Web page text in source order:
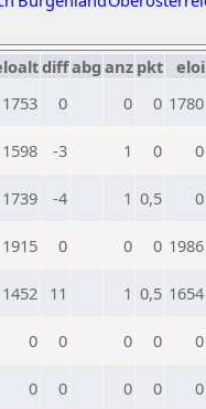
diffabg anz pkt eloi
1753 0 0 0 1780
1598 -3 1 0 0
1739 -4 1 0,5 0
1915 0 0 0 1986
1452 11 1 0,5 1654
0 0 0 0 0
0 0 0 0 0